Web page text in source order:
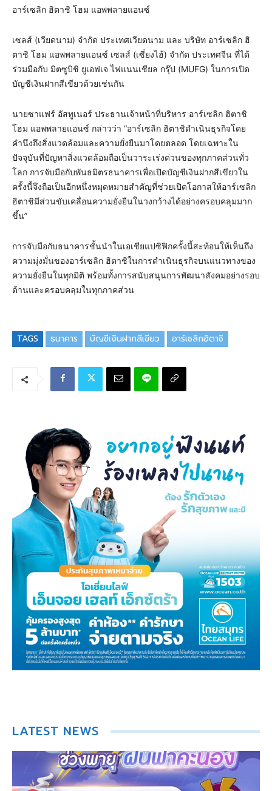
อาร์เซลิก ฮิตาชิ โฮม แอพพลายแอนซ์
เซลส์ (เวียดนาม) จำกัด ประเทศเวียดนาม และ บริษัท อาร์เซลิก ฮิ
ตาชิ โฮม แอพพลายแอนซ์ เซลส์ (เซี่ยงไฮ้) จำกัด ประเทศจีน ที่ได้
ร่วมมือกับ มิตซูบิชิ ยูเอฟเจ ไฟแนนเชียล กรุ๊ป (MUFG) ในการเปิด
บัญชีเงินฝากสีเขียวด้วยเช่นกัน
นายซาแฟร์ อัสทูเนอร์ ประธานเจ้าหน้าที่บริหาร อาร์เซลิก ฮิตาชิ
โฮม แอพพลายแอนซ์ กล่าวว่า “อาร์เซลิก ฮิตาชิดำเนินธุรกิจโดย
คำนึงถึงสิ่งแวดล้อมและความยั่งยืนมาโดยตลอด โดยเฉพาะใน
ปัจจุบันที่ปัญหาสิ่งแวดล้อมถือเป็นวาระเร่งด่วนของทุกภาคส่วนทั่ว
โลก การจับมือกับพันธมิตรธนาคารเพื่อเปิดบัญชีเงินฝากสีเขียวใน
ครั้งนี้จึงถือเป็นอีกหนึ่งหมุดหมายสำคัญที่ช่วยเปิดโอกาสให้อาร์เซลิก
ฮิตาชิมีส่วนขับเคลื่อนความยั่งยืนในวงกว้างได้อย่างครอบคลุมมาก
ขึ้น”
การจับมือกับธนาคารชั้นนำในเอเชียแปซิฟิกครั้งนี้สะท้อนให้เห็นถึง
ความมุ่งมั่นของอาร์เซลิก ฮิตาชิในการดำเนินธุรกิจบนแนวทางของ
ความยั่งยืนในทุกมิติ พร้อมทั้งการสนับสนุนการพัฒนาสังคมอย่างรอบ
ด้านและครอบคลุมในทุกภาคส่วน
TAGS ธนาคาร บัญขีเงินฝากสีเขียว อาร์เซลิกฮิตาชิ
LATEST NEWS